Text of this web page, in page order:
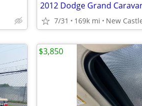
2012 Dodge Grand
7/31 169k mi New
$3,850